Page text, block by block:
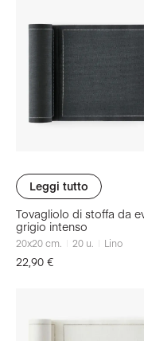
Leggi tutto
Tovagliolo di stoffa da
grigio intenso
20x20cm. 20 u. Lino
22,90 €